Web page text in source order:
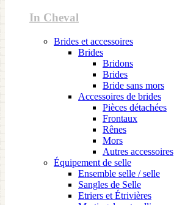
In Cheval
Brides et accessoires
Brides
Bridons
Brides
Bride sans mors
Accessoires de brides
Pièces détachées
Frontaux
Rênes
Mors
Autres accessoires
Équipement de selle
Ensemble selle / selle
Sangles de Selle
Etriers et Étrivières